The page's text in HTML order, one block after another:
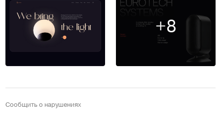
+8
Сообщить о нарушениях